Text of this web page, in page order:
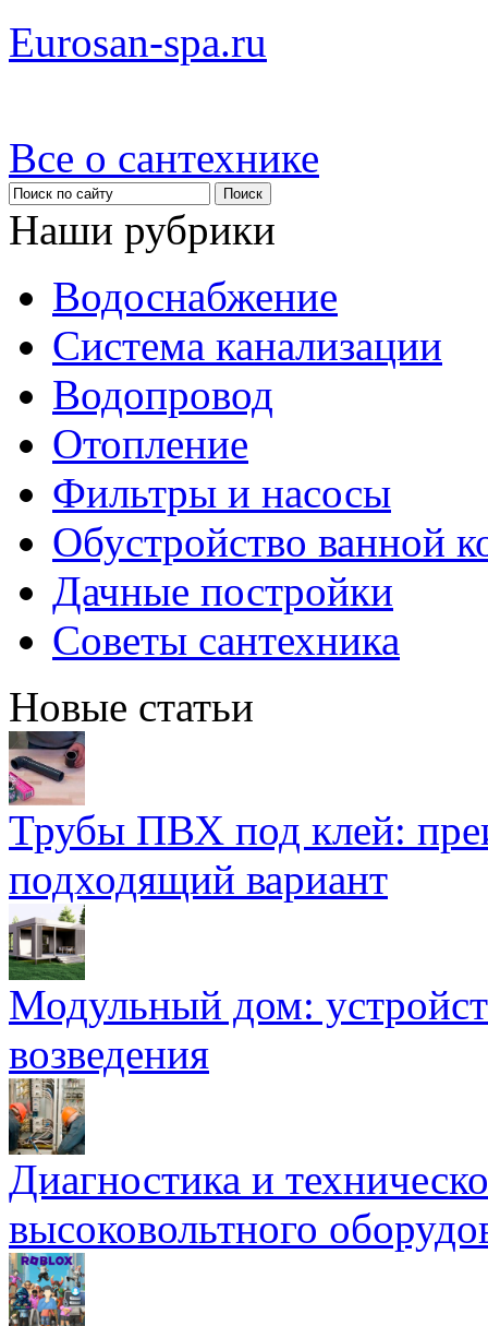
Eurosan-spa.ru
Все о сантехнике
Наши рубрики
Водоснабжение
Система канализации
Водопровод
Отопление
Фильтры и насосы
Обустройство ванной
Дачные постройки
Советы сантехника
Новые статьи
Трубы ПВХ под клей:
подходящий вариант
Модульный дом:
возведения
Диагностика и
высоковольтного